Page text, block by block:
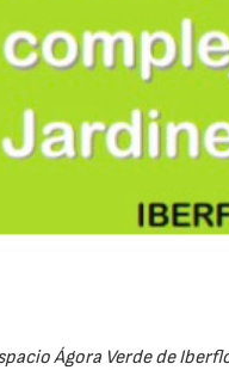
Ágora Verde de